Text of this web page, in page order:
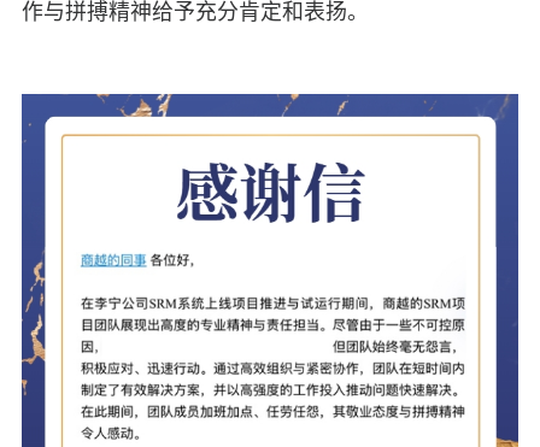
作与拼搏精神给予充分肯定和表扬。